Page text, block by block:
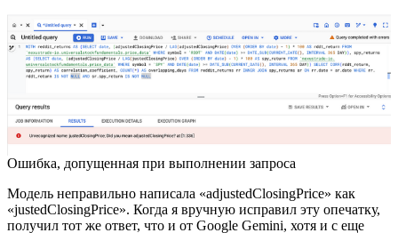
Ошибка, допущенная при выполнении запроса
Модель неправильно написала «adjustedClosingPrice» как
«justedClosingPrice». Когда я вручную исправил эту опечатку,
получил тот же ответ, что и от Google Gemini, хотя и с еще